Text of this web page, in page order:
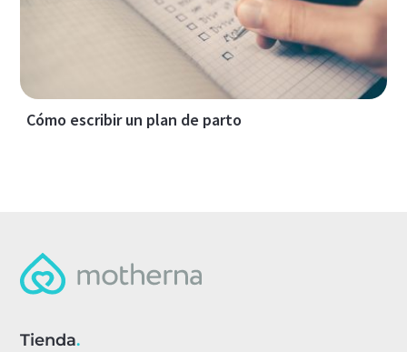
Cómo escribir un plan de parto
Tienda.